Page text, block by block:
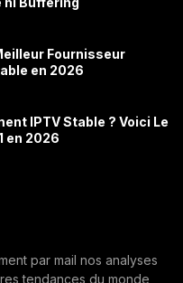
Fournisseur
en 2026
IPTV Stable ? Voici Le
en 2026
par mail nos analyses
tendances du monde